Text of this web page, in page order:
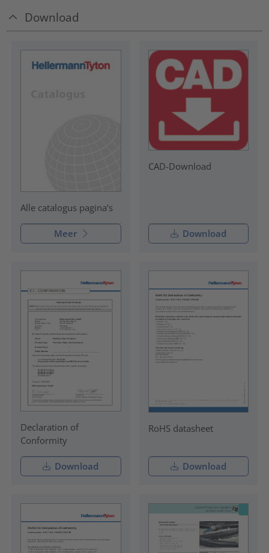
Download
Alle catalogus pagina’s
Meer
CAD-Download
Download
Declaration of
Conformity
Download
RoHS datasheet
Download